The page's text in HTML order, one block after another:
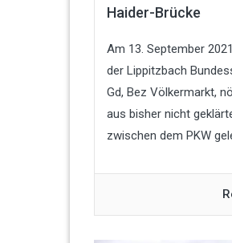
Haider-Brücke
Am 13. September
der Lippitzbach
Gd, Bez Völkermarkt,
aus bisher nicht
zwischen dem PKW